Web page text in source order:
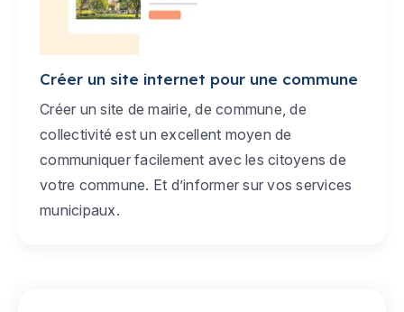
Créer un site internet pour une commune
Créer un site de mairie, de commune, de
collectivité est un excellent moyen de
communiquer facilement avec les citoyens de
votre commune. Et d’informer sur vos services
municipaux.